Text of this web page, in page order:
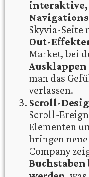
Skyvia-Seite
Out-
Market, bei
Ausklappen
man das
verlassen.
Scroll-
Scroll-
Elementen
bringen
Company